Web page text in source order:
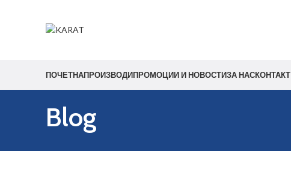
ПОЧЕТНАПРОИЗВОДИПРОМОЦИИ И НОВОСТИЗА НАСКОНТАКТ
Blog